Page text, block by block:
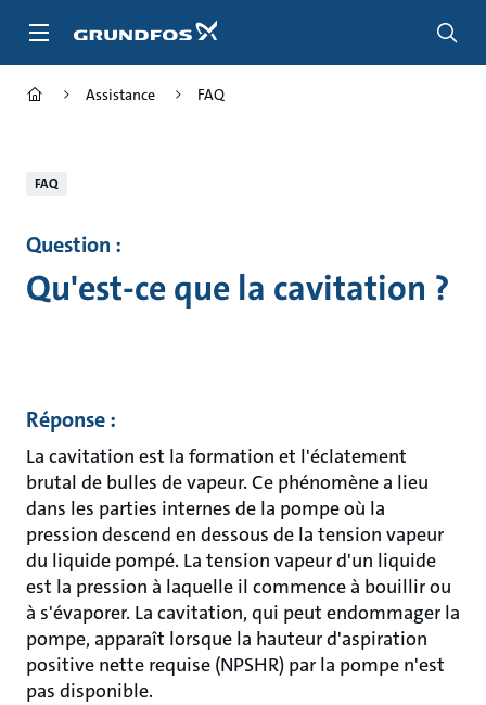
Assistance FAQ
FAQ
Question :
Qu'est-ce que la cavitation ?
Réponse :
La cavitation est la formation et l'éclatement
brutal de bulles de vapeur. Ce phénomène a lieu
dans les parties internes de la pompe où la
pression descend en dessous de la tension vapeur
du liquide pompé. La tension vapeur d'un liquide
est la pression à laquelle il commence à bouillir ou
à s'évaporer. La cavitation, qui peut endommager la
pompe, apparaît lorsque la hauteur d'aspiration
positive nette requise (NPSHR) par la pompe n'est
pas disponible.